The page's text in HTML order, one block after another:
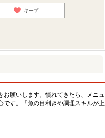
キープ
お願いします。慣れてきたら、メニュ
です。「魚の目利きや調理スキルが上